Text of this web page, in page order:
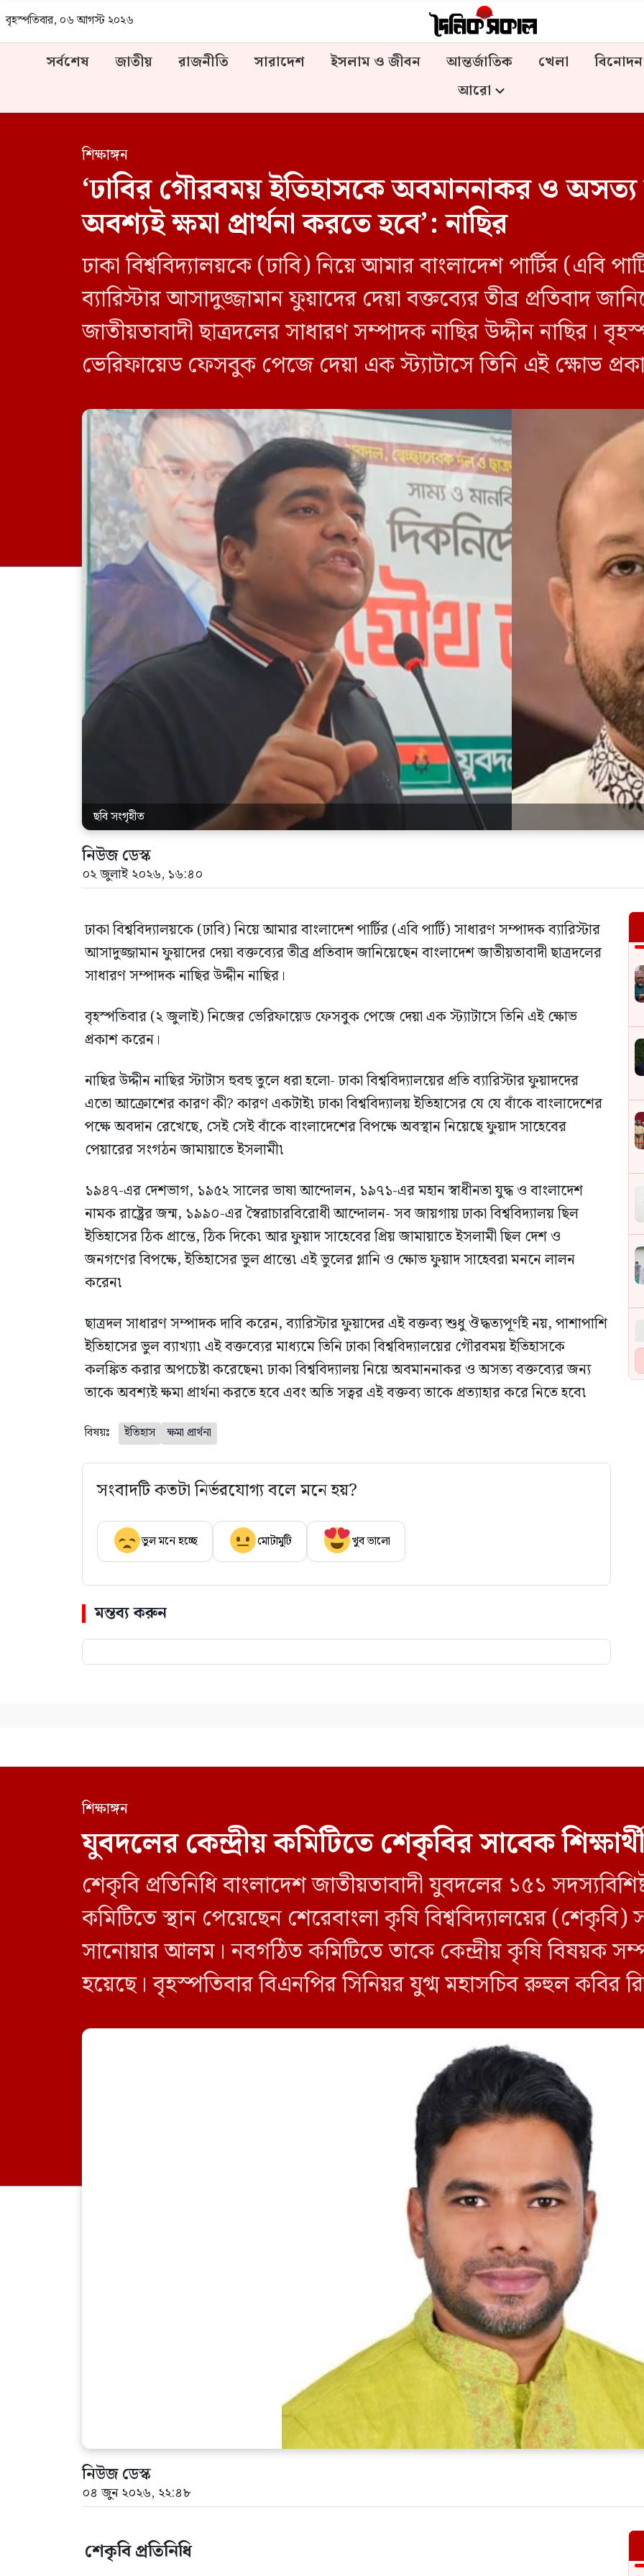
বৃহস্পতিবার, ০৬ আগস্ট ২০২৬
সর্বশেষ জাতীয় রাজনীতি সারাদেশ ইসলাম ও জীবন আন্তর্জাতিক খেলা বিনোদন
আরো
শিক্ষাঙ্গন
‘ঢাবির গৌরবময় ইতিহাসকে অবমাননাকর ও অসত্য
অবশ্যই ক্ষমা প্রার্থনা করতে হবে’: নাছির
ঢাকা বিশ্ববিদ্যালয়কে (ঢাবি) নিয়ে আমার বাংলাদেশ পার্টির (এবি
ব্যারিস্টার আসাদুজ্জামান ফুয়াদের দেয়া বক্তব্যের তীব্র প্রতিবাদ
জাতীয়তাবাদী ছাত্রদলের সাধারণ সম্পাদক নাছির উদ্দীন নাছির।
ভেরিফায়েড ফেসবুক পেজে দেয়া এক স্ট্যাটাসে তিনি এই ক্ষোভ
ছবি সংগৃহীত
নিউজ ডেস্ক
০২ জুলাই ২০২৬, ১৬:৪০
ঢাকা বিশ্ববিদ্যালয়কে (ঢাবি) নিয়ে আমার বাংলাদেশ পার্টির (এবি পার্টি) সাধারণ সম্পাদক ব্যারিস্টার
আসাদুজ্জামান ফুয়াদের দেয়া বক্তব্যের তীব্র প্রতিবাদ জানিয়েছেন বাংলাদেশ জাতীয়তাবাদী ছাত্রদলের
সাধারণ সম্পাদক নাছির উদ্দীন নাছির।
বৃহস্পতিবার (২ জুলাই) নিজের ভেরিফায়েড ফেসবুক পেজে দেয়া এক স্ট্যাটাসে তিনি এই ক্ষোভ
প্রকাশ করেন।
নাছির উদ্দীন নাছির স্টাটাস হুবহু তুলে ধরা হলো- ঢাকা বিশ্ববিদ্যালয়ের প্রতি ব্যারিস্টার ফুয়াদদের
এতো আক্রোশের কারণ কী? কারণ একটাই৷ ঢাকা বিশ্ববিদ্যালয় ইতিহাসের যে যে বাঁকে বাংলাদেশের
পক্ষে অবদান রেখেছে, সেই সেই বাঁকে বাংলাদেশের বিপক্ষে অবস্থান নিয়েছে ফুয়াদ সাহেবের
পেয়ারের সংগঠন জামায়াতে ইসলামী৷
১৯৪৭-এর দেশভাগ, ১৯৫২ সালের ভাষা আন্দোলন, ১৯৭১-এর মহান স্বাধীনতা যুদ্ধ ও বাংলাদেশ
নামক রাষ্ট্রের জন্ম, ১৯৯০-এর স্বৈরাচারবিরোধী আন্দোলন- সব জায়গায় ঢাকা বিশ্ববিদ্যালয় ছিল
ইতিহাসের ঠিক প্রান্তে, ঠিক দিকে৷ আর ফুয়াদ সাহেবের প্রিয় জামায়াতে ইসলামী ছিল দেশ ও
জনগণের বিপক্ষে, ইতিহাসের ভুল প্রান্তে৷ এই ভুলের গ্লানি ও ক্ষোভ ফুয়াদ সাহেবরা মননে লালন
করেন৷
ছাত্রদল সাধারণ সম্পাদক দাবি করেন, ব্যারিস্টার ফুয়াদের এই বক্তব্য শুধু ঔদ্ধত্যপূর্ণই নয়, পাশাপাশি
ইতিহাসের ভুল ব্যাখ্যা৷ এই বক্তব্যের মাধ্যমে তিনি ঢাকা বিশ্ববিদ্যালয়ের গৌরবময় ইতিহাসকে
কলঙ্কিত করার অপচেষ্টা করেছেন৷ ঢাকা বিশ্ববিদ্যালয় নিয়ে অবমাননাকর ও অসত্য বক্তব্যের জন্য
তাকে অবশ্যই ক্ষমা প্রার্থনা করতে হবে এবং অতি সত্বর এই বক্তব্য তাকে প্রত্যাহার করে নিতে হবে৷
বিষয়ঃ ইতিহাস ক্ষমা প্রার্থনা
সংবাদটি কতটা নির্ভরযোগ্য বলে মনে হয়?
ভুল মনে হচ্ছে মোটামুটি খুব ভালো
মন্তব্য করুন
শিক্ষাঙ্গন
যুবদলের কেন্দ্রীয় কমিটিতে শেকৃবির সাবেক
শেকৃবি প্রতিনিধি বাংলাদেশ জাতীয়তাবাদী যুবদলের ১৫১ সদস্যবিশিষ্ট
কমিটিতে স্থান পেয়েছেন শেরেবাংলা কৃষি বিশ্ববিদ্যালয়ের (শেকৃবি)
সানোয়ার আলম। নবগঠিত কমিটিতে তাকে কেন্দ্রীয় কৃষি বিষয়ক
হয়েছে। বৃহস্পতিবার বিএনপির সিনিয়র যুগ্ম মহাসচিব রুহুল কবির
নিউজ ডেস্ক
০৪ জুন ২০২৬, ২২:৪৮
শেকৃবি প্রতিনিধি